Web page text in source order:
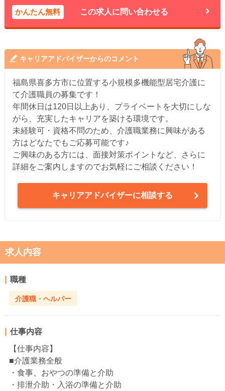
かんたん無料 この求人に問い合わせる
キャリアアドバイザーからのコメント
福島県喜多方市に位置する小規模多機能型居宅介護に
て介護職員の募集です！
年間休日は120日以上あり、プライベートを大切にしな
がら、充実したキャリアを築ける環境です。
未経験可・資格不問のため、介護職業務に興味がある
方はどなたでもご応募可能です♪
ご興味のある方には、面接対策ポイントなど、さらに
詳細をご案内しますのでお気軽にご相談ください！
キャリアアドバイザーに相談する
求人内容
職種
介護職・ヘルパー
仕事内容
【仕事内容】
■介護業務全般
・食事、おやつの準備と介助
・排泄介助・入浴の準備と介助